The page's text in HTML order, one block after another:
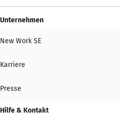
Unternehmen
New Work SE
Karriere
Presse
Hilfe & Kontakt